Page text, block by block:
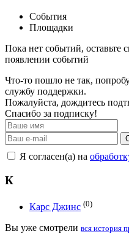
События
Площадки
Пока нет событий,
появлении событий
Что-то пошло не так,
службу поддержки.
Пожалуйста, дождитесь
Спасибо за подписку!
Я согласен(а) на
К
Карс Джинс (0)
Вы уже смотрели вся история